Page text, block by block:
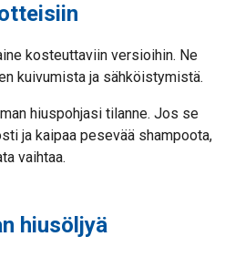
kosteuttaviin versioihin. Ne
kuivumista ja sähköistymistä.
hiuspohjasi tilanne. Jos se
ja kaipaa pesevää shampoota,
vaihtaa.
hiusöljyä